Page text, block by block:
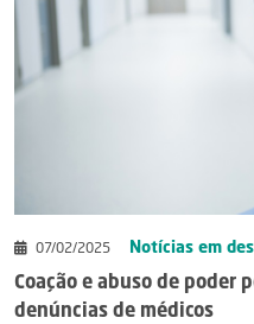
07/02/2025 Notícias em
Coação e abuso de poder
denúncias de médicos